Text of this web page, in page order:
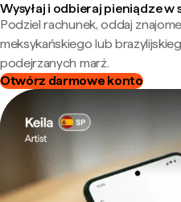
Wysyłaj i odbieraj pieniądze w
Podziel rachunek, oddaj
meksykańskiego lub
podejrzanych marż.
Otwórz darmowe konto